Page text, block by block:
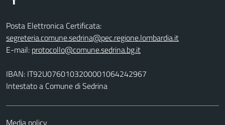
Posta Elettronica Certificata:
segreteria.comune.sedrina@pec.regione.lombardia.it
E-mail: protocollo@comune.sedrina.bg.it
IBAN: IT92U0760103200001064242967
Intestato a Comune di Sedrina